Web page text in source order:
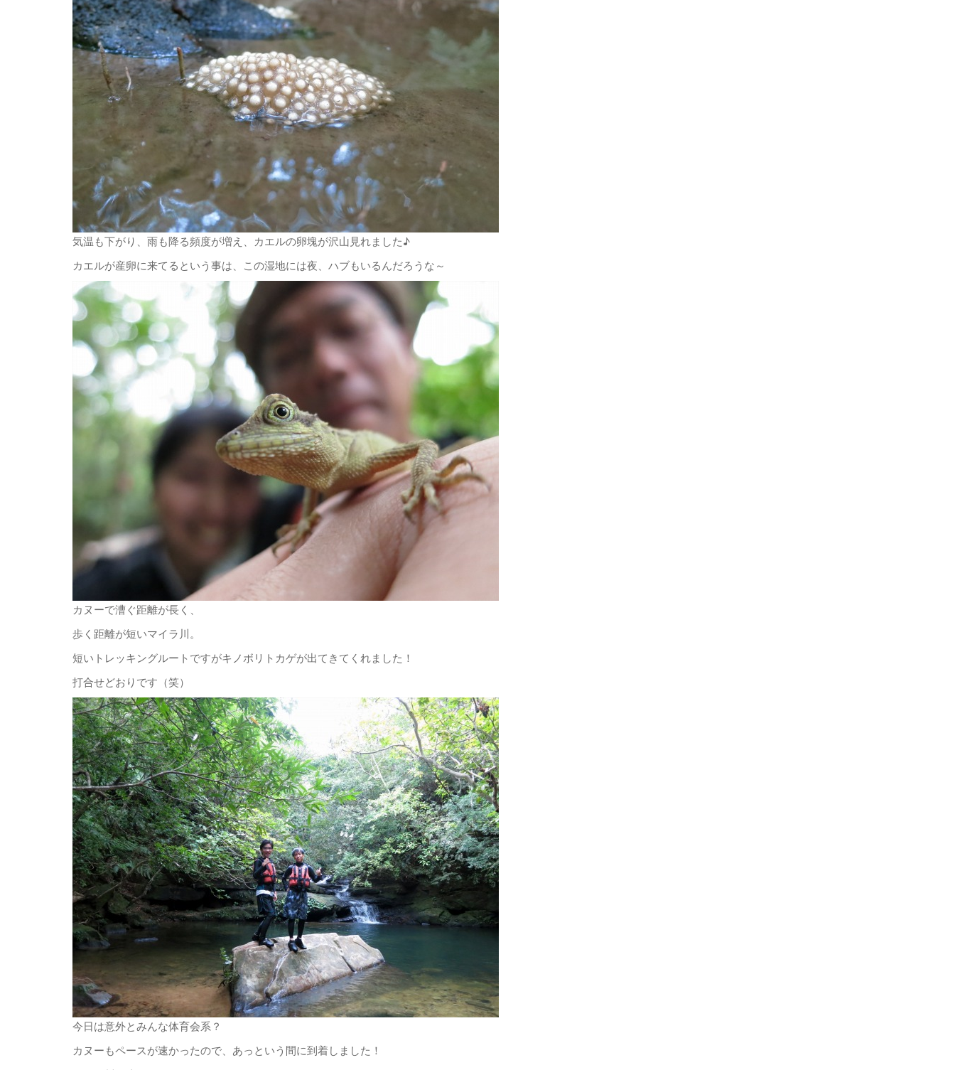
気温も下がり、雨も降る頻度が増え、カエルの卵塊が沢山見れました♪
カエルが産卵に来てるという事は、この湿地には夜、ハブもいるんだろうな～
カヌーで漕ぐ距離が長く、
歩く距離が短いマイラ川。
短いトレッキングルートですがキノボリトカゲが出てきてくれました！
打合せどおりです（笑）
今日は意外とみんな体育会系？
カヌーもペースが速かったので、あっという間に到着しました！